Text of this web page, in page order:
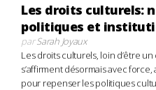
Les droits culturels:
politiques et
parSarah Joyaux
Les droits culturels, loin d’être
s’affirment désormais avec
pour repenser les politiques